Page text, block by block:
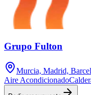
Grupo Fulton
Murcia, Madrid,
Aire Acondicionado